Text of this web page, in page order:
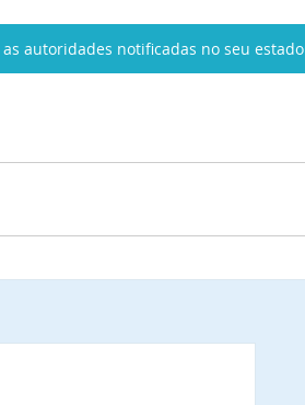
autoridades notificadas no seu estado